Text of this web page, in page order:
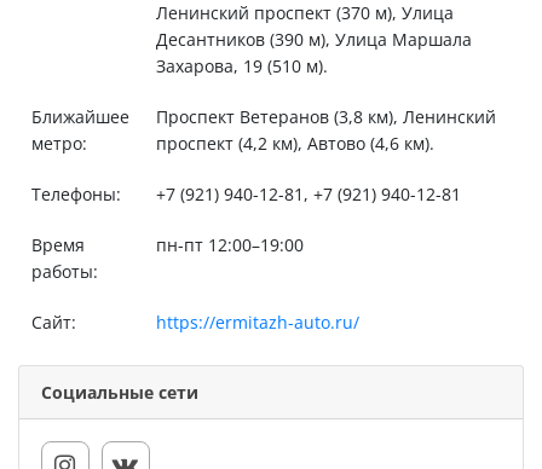
Ленинский проспект (370 м), Улица
Десантников (390 м), Улица Маршала
Захарова, 19 (510 м).
Ближайшее
метро:
Проспект Ветеранов (3,8 км), Ленинский
проспект (4,2 км), Автово (4,6 км).
Телефоны: +7 (921) 940-12-81, +7 (921) 940-12-81
Время
работы:
пн-пт 12:00–19:00
Сайт: https://ermitazh-auto.ru/
Социальные сети